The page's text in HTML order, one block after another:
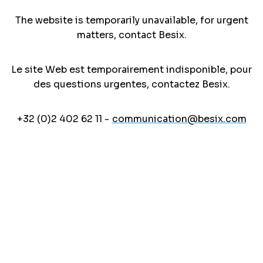
The website is temporarily unavailable, for urgent
matters, contact Besix.
Le site Web est temporairement indisponible, pour
des questions urgentes, contactez Besix.
+32 (0)2 402 62 11 - communication@besix.com